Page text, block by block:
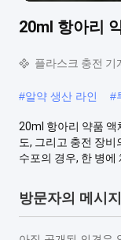
20ml 항아리
플라스크 충전 기
#알약 생산 라인 #
20ml 항아리 약품
도, 그리고 충전 장
수포의 경우, 한 병에
방문자의 메시지